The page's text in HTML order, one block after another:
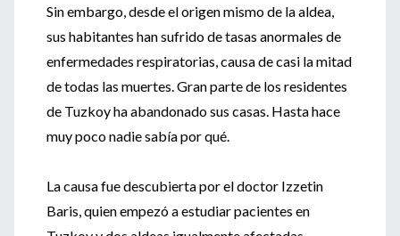
Sin embargo, desde el origen mismo de la aldea,
sus habitantes han sufrido de tasas anormales de
enfermedades respiratorias, causa de casi la mitad
de todas las muertes. Gran parte de los residentes
de Tuzkoy ha abandonado sus casas. Hasta hace
muy poco nadie sabía por qué.
La causa fue descubierta por el doctor Izzetin
Baris, quien empezó a estudiar pacientes en